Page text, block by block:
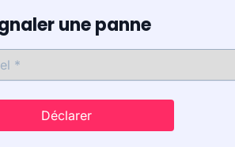
une panne
Déclarer